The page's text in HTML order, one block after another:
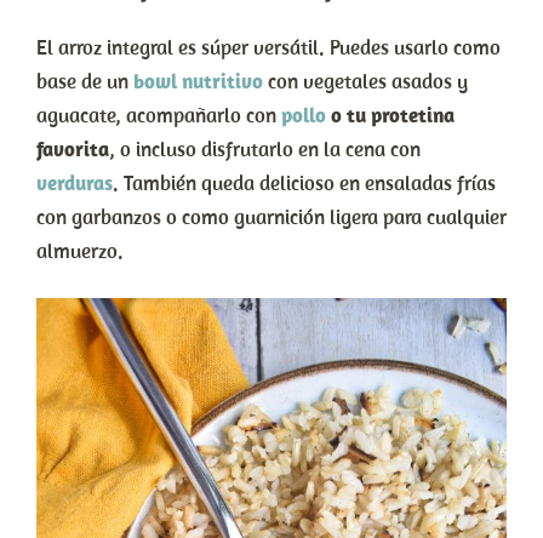
El arroz integral es súper versátil. Puedes usarlo como
base de un bowl nutritivocon vegetales asados y
aguacate, acompañarlo conpolloo tu protetina
favorita, o incluso disfrutarlo en la cena con
verduras. También queda delicioso en ensaladas frías
con garbanzos o como guarnición ligera para cualquier
almuerzo.